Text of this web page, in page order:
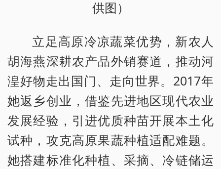
供图）
立足高原冷凉蔬菜优势，新农人
胡海燕深耕农产品外销赛道，推动河
湟好物走出国门、走向世界。2017年
她返乡创业，借鉴先进地区现代农业
发展经验，引进优质种苗开展本土化
试种，攻克高原果蔬种植适配难题。
她搭建标准化种植、采摘、冷链储运